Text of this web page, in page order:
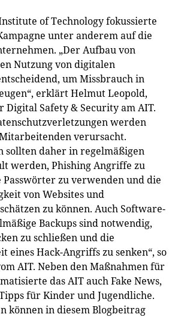
of Technology fokussierte
unter anderem auf die
„Der Aufbau von
Nutzung von digitalen
um Missbrauch in
erklärt Helmut Leopold,
Digital Safety & Security am AIT.
werden
verursacht.
daher in regelmäßigen
werden, Phishing Angriffe zu
Passwörter zu verwenden und die
von Websites und
zu können. Auch Software-
Backups sind notwendig,
zu schließen und die
eines Hack-Angriffs zu senken“, so
AIT. Neben den Maßnahmen für
das AIT auch Fake News,
für Kinder und Jugendliche.
können in diesem Blogbeitrag